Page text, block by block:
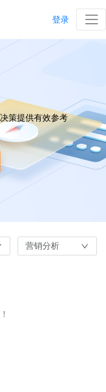
登录
策提供有效参考
营销分析